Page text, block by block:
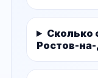
Сколько
Ростов-